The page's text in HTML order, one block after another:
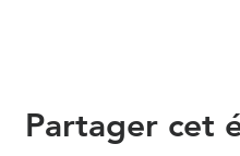
Partager cet